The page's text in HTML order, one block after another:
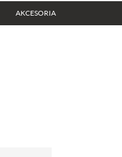
AKCESORIA